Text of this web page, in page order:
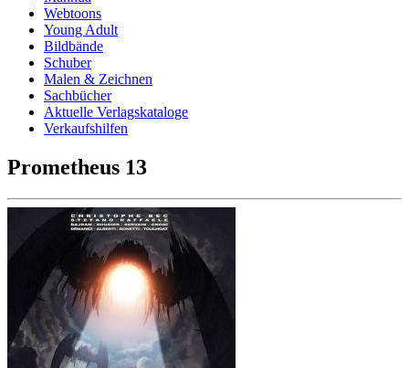
Webtoons
Young Adult
Bildbände
Schuber
Malen & Zeichnen
Sachbücher
Aktuelle Verlagskataloge
Verkaufshilfen
Prometheus 13